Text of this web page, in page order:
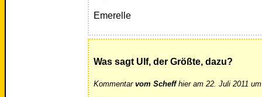
Emerelle
Was sagt Ulf, der Größte, dazu?
Kommentar vom Scheffhier am 22. Juli 2011